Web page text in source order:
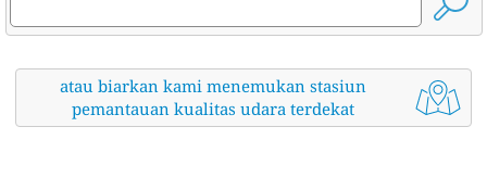
atau biarkan kami menemukan stasiun
pemantauan kualitas udara terdekat